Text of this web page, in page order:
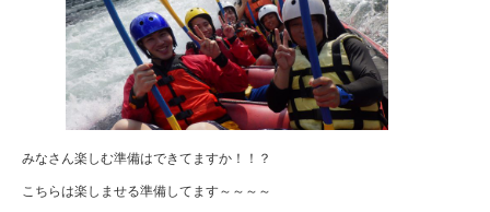
みなさん楽しむ準備はできてますか！！？
こちらは楽しませる準備してます～～～～